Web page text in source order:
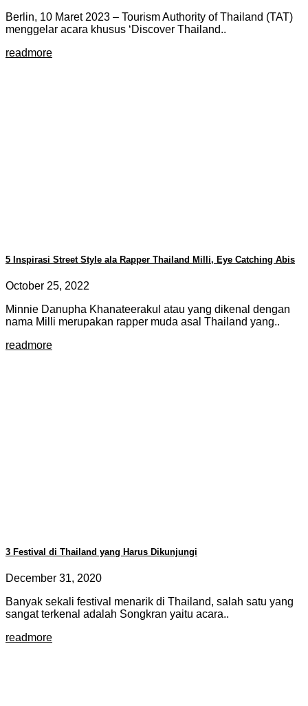
Berlin, 10 Maret 2023 – Tourism Authority of Thailand (TAT)
menggelar acara khusus ‘Discover Thailand..
readmore
5 Inspirasi Street Style ala Rapper Thailand Milli, Eye Catching Abis
October 25, 2022
Minnie Danupha Khanateerakul atau yang dikenal dengan
nama Milli merupakan rapper muda asal Thailand yang..
readmore
3 Festival di Thailand yang Harus Dikunjungi
December 31, 2020
Banyak sekali festival menarik di Thailand, salah satu yang
sangat terkenal adalah Songkran yaitu acara..
readmore